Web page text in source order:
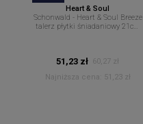
Heart & Soul
Schonwald - Heart & Soul Breeze
talerz płytki śniadaniowy 21cm
51,23 zł 60,27 zł
Najniższa cena:
51,23 zł